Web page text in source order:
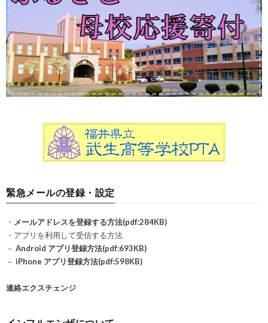
緊急メールの登録・設定
・ メールアドレスを登録する方法(pdf:284KB)
・アプリを利用して受信する方法
－ Android アプリ登録方法(pdf:693KB)
－ iPhone アプリ登録方法(pdf:598KB)
連絡エクスチェンジ